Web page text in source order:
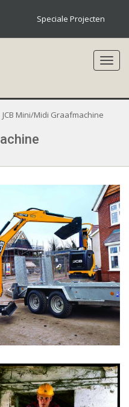
Speciale Projecten
JCB Mini/Midi Graafmachine